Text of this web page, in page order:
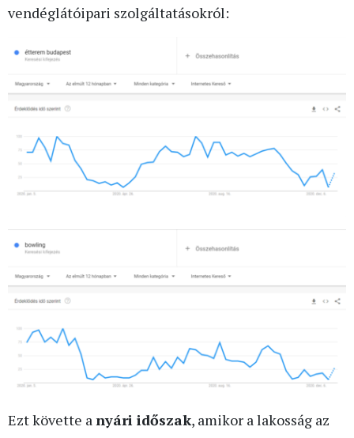
vendéglátóipari szolgáltatásokról:
Ezt követte anyári időszak, amikor a lakosság az